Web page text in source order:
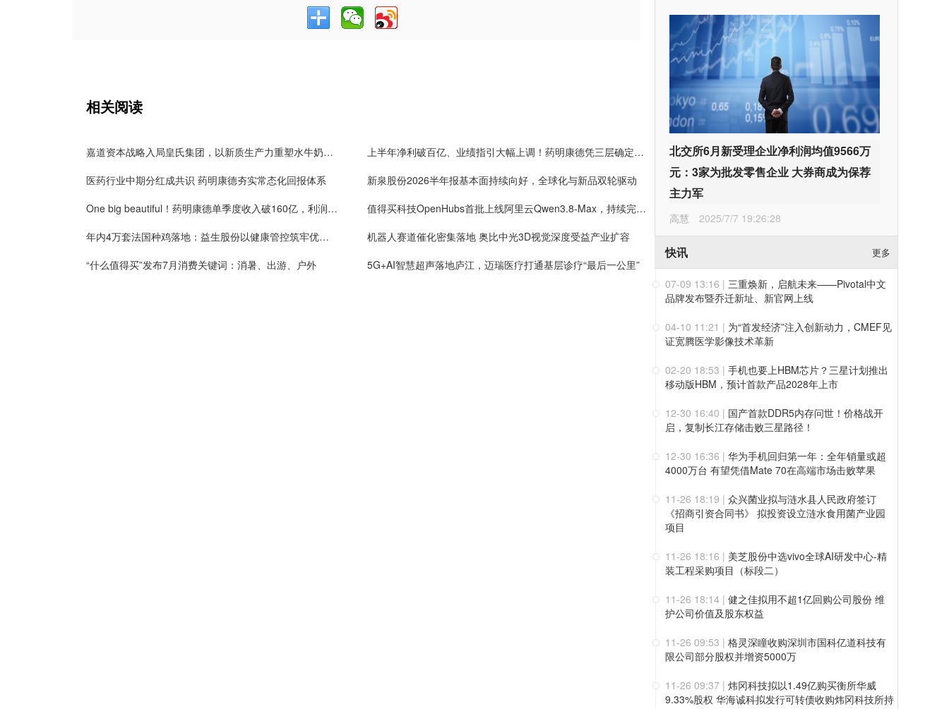
相关阅读
嘉道资本战略入局皇氏集团，以新质生产力重塑水牛奶产业价值
上半年净利破百亿、业绩指引大幅上调！药明康德凭三层确定性接住K型分化红利
医药行业中期分红成共识 药明康德夯实常态化回报体系
新泉股份2026半年报基本面持续向好，全球化与新品双轮驱动
One big beautiful！药明康德单季度收入破160亿，利润率首超40%
值得买科技OpenHubs首批上线阿里云Qwen3.8-Max，持续完善企业多模型服务
年内4万套法国种鸡落地：益生股份以健康管控筑牢优质种源竞争壁垒
机器人赛道催化密集落地 奥比中光3D视觉深度受益产业扩容
“什么值得买”发布7月消费关键词：消暑、出游、户外
5G+AI智慧超声落地庐江，迈瑞医疗打通基层诊疗“最后一公里”
北交所6月新受理企业净利润均值9566万
元：3家为批发零售企业 大券商成为保荐
主力军
高慧 2025/7/7 19:26:28
快讯 更多
07-09 13:16 | 三重焕新，启航未来——Pivotal中文
品牌发布暨乔迁新址、新官网上线
04-10 11:21 | 为“首发经济”注入创新动力，CMEF见
证宽腾医学影像技术革新
02-20 18:53 | 手机也要上HBM芯片？三星计划推出
移动版HBM，预计首款产品2028年上市
12-30 16:40 | 国产首款DDR5内存问世！价格战开
启，复制长江存储击败三星路径！
12-30 16:36 | 华为手机回归第一年：全年销量或超
4000万台 有望凭借Mate 70在高端市场击败苹果
11-26 18:19 | 众兴菌业拟与涟水县人民政府签订
《招商引资合同书》 拟投资设立涟水食用菌产业园
项目
11-26 18:16 | 美芝股份中选vivo全球AI研发中心-精
装工程采购项目（标段二）
11-26 18:14 | 健之佳拟用不超1亿回购公司股份 维
护公司价值及股东权益
11-26 09:53 | 格灵深瞳收购深圳市国科亿道科技有
限公司部分股权并增资5000万
11-26 09:37 | 炜冈科技拟以1.49亿购买衡所华威
9.33%股权 华海诚科拟发行可转债收购炜冈科技所持